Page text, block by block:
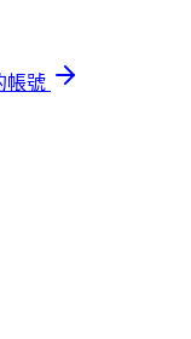
帳號